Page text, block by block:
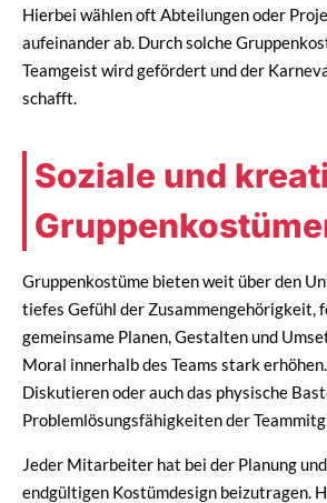
Hierbei wählen oft Abteilungen oder
aufeinander ab. Durch solche
Teamgeist wird gefördert und der
schafft.
Soziale und
Gruppenkostüme bieten weit über den
tiefes Gefühl der Zusammengehörigkeit,
gemeinsame Planen, Gestalten und
Moral innerhalb des Teams stark
Diskutieren oder auch das physische
Problemlösungsfähigkeiten der
Jeder Mitarbeiter hat bei der Planung
endgültigen Kostümdesign beizutragen.